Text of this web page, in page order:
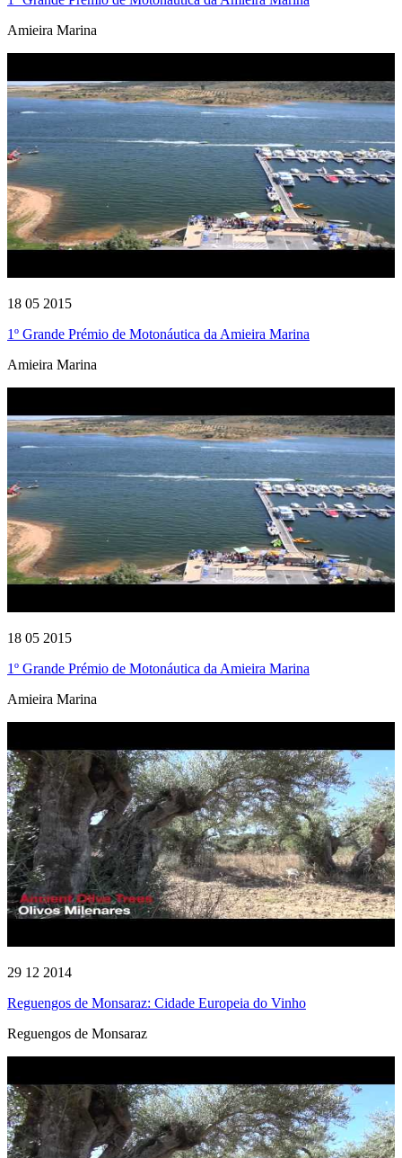
Amieira Marina
18 05 2015
1º Grande Prémio de Motonáutica da Amieira Marina
Amieira Marina
18 05 2015
1º Grande Prémio de Motonáutica da Amieira Marina
Amieira Marina
29 12 2014
Reguengos de Monsaraz: Cidade Europeia do Vinho
Reguengos de Monsaraz